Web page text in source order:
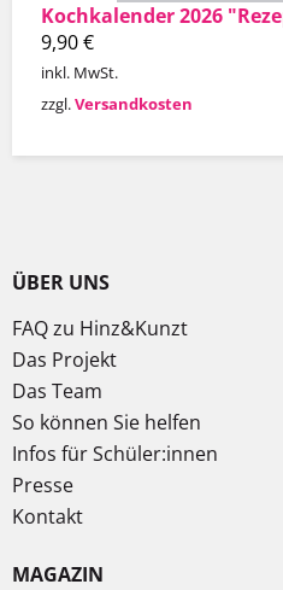
Kochkalender 2026
9,90€
inkl. MwSt.
zzgl.Versandkosten
ÜBER UNS
FAQ zu Hinz&Kunzt
Das Projekt
Das Team
So können Sie helfen
Infos für Schüler:innen
Presse
Kontakt
MAGAZIN